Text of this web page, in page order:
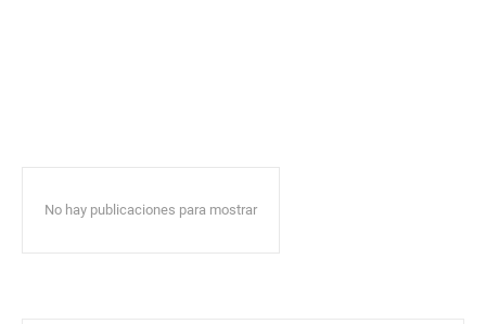
No hay publicaciones para mostrar